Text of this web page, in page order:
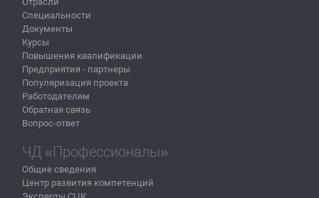
Специальности
Документы
Курсы
Повышения квалификации
Предприятия - партнеры
Популяризация проекта
Работодателям
Обратная связь
Вопрос-ответ
ЧД «Профессионалы»
Общие сведения
Центр развития компетенций